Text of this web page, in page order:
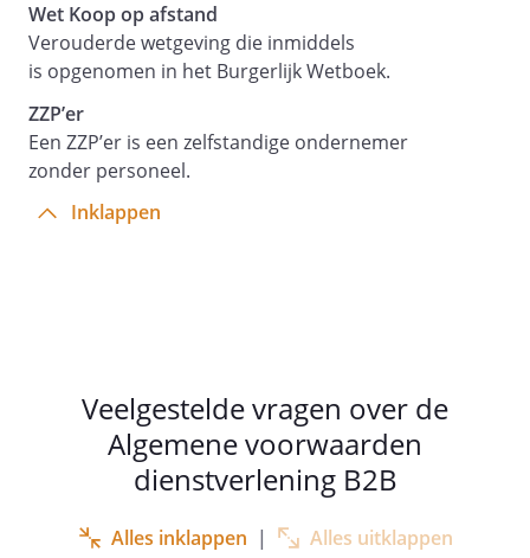
Artikel 28 - Wijziging algemene
voorwaarden
is gerechtigd deze
algemene voorwaarden te wijzigen of
aan te vullen.
Wijzigingen van ondergeschikt belang
kunnen te allen tijde worden
29 -
Toepasselijk recht en bevoegde rechter
Wet Koop op afstand
Verouderde wetgeving die inmiddels
is opgenomen in het Burgerlijk Wetboek.
ZZP’er
Een ZZP’er is een zelfstandige ondernemer
zonder personeel.
Inklappen
Veelgestelde vragen over de
Algemene voorwaarden
dienstverlening B2B
Alles inklappen | Alles uitklappen